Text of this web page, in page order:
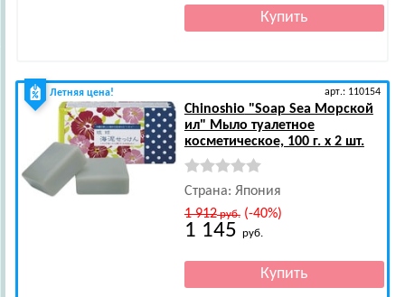
Летняя цена! арт.: 110154
Chinoshio "Soap Sea Морской
ил" Мыло туалетное
косметическое, 100 г. х 2 шт.
Страна: Япония
1 912руб.(-40%)
1 145 руб.